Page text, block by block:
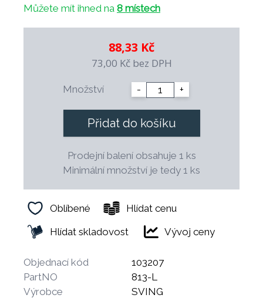
Můžete mít ihned na 8 místech
88,33 Kč
73,00 Kč bez DPH
Množství - +
Přidat do košíku
Prodejní balení obsahuje 1 ks
Minimální množství je tedy 1 ks
Oblíbené
Hlídat cenu
Hlídat skladovost
Vývoj ceny
Objednací kód
103207
PartNO
813-L
Výrobce
SVING